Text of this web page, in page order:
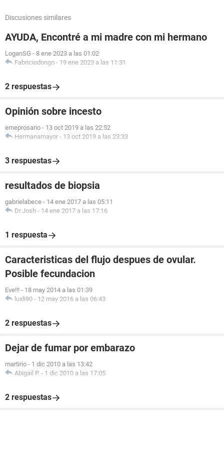
Discusiones similares
AYUDA, Encontré a mi madre con mi hermano
LoganSG - 8 ene 2023 a las 01:02
Fabriciodongo - 19 ene 2023 a las 11:31
2 respuestas
Opinión sobre incesto
emeprosario - 13 oct 2019 a las 22:52
Hermanamayor - 13 oct 2019 a las 23:33
3 respuestas
resultados de biopsia
gabrielabece - 14 ene 2017 a las 05:11
Dr.Josh - 14 ene 2017 a las 17:16
1 respuesta
Caracteristicas del flujo despues de ovular.
Posible fecundacion
Eve!!! - 18 may 2014 a las 01:39
luxli90 - 12 may 2016 a las 06:43
2 respuestas
Dejar de fumar por embarazo
martirio - 1 dic 2010 a las 13:42
Abigail P. - 1 dic 2010 a las 17:05
2 respuestas